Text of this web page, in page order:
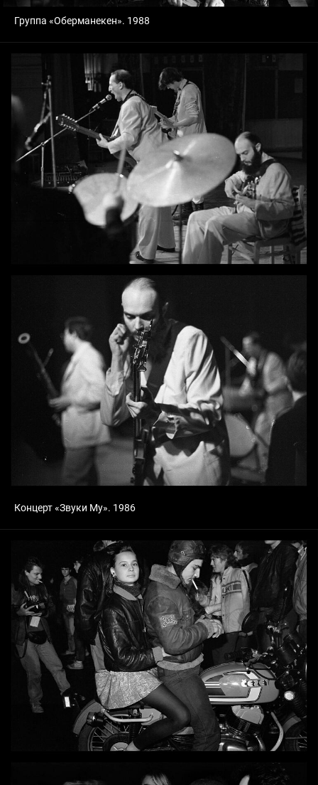
Группа «Оберманекен». 1988
Концерт «Звуки Му». 1986